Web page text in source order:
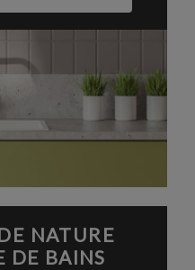
NATURE
DE BAINS